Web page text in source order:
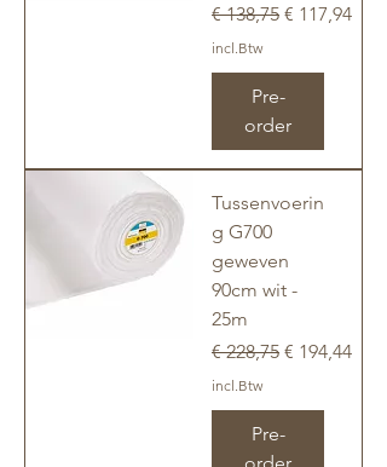
Normale prijs
€ 138,75 Verkoopprijs
€ 117,94
incl.Btw
Pre-
order
Tussenvoerin
g G700
geweven
90cm wit -
25m
Normale prijs
€ 228,75 Verkoopprijs
€ 194,44
incl.Btw
Pre-